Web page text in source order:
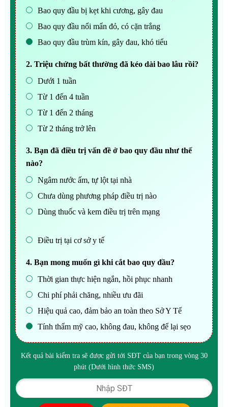
Bao quy đầu bị kẹt khi cương, gây đau
Bao quy đầu nổi mẩn đỏ, có cặn trắng
Bao quy đầu trùm kín, gây đau, khó tiểu
2. Triệu chứng bất thường đã kéo dài bao lâu rồi?
Dưới 1 tuần
Từ 1 đến 4 tuần
Từ 1 đến 2 tháng
Từ 2 tháng trở lên
3. Bạn đã điều trị vấn đề ở bao quy đầu như thế
nào?
Ngâm nước ấm, tự lột tại nhà
Chưa dùng phương pháp điều trị nào
Dùng thuốc và kem điều trị trên mạng
Điều trị tại cơ sở y tế
4. Bạn mong muốn gì khi cắt bao quy đầu?
Thời gian thực hiện ngắn, hồi phục nhanh
Chi phí phải chăng, nhiều ưu đãi
Hiệu quả cao, đảm bảo an toàn theo Sở Y Tế
Tính thẩm mỹ cao, không đau, không để lại sẹo
Kết quả bài kiểm tra sẽ được gửi tới SĐT của bạn trong vòng 30
phút (Dưới hình thức SMS)